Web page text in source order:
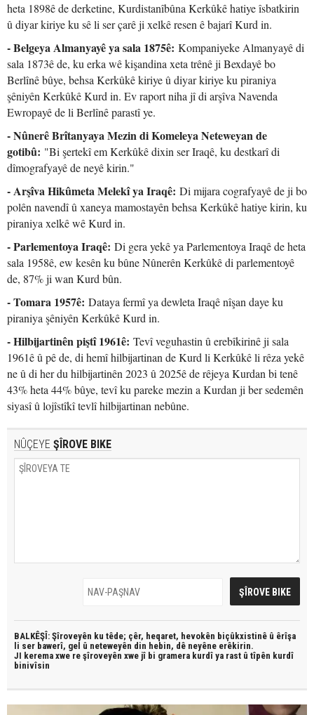
heta 1898ê de derketine, Kurdistanîbûna Kerkûkê hatiye îsbatkirin
û diyar kiriye ku sê li ser çarê ji xelkê resen ê bajarî Kurd in.
- Belgeya Almanyayê ya sala 1875ê: Kompaniyeke Almanyayê di
sala 1873ê de, ku erka wê kişandina xeta trênê ji Bexdayê bo
Berlînê bûye, behsa Kerkûkê kiriye û diyar kiriye ku piraniya
şêniyên Kerkûkê Kurd in. Ev raport niha jî di arşîva Navenda
Ewropayê de li Berlînê parastî ye.
- Nûnerê Brîtanyaya Mezin di Komeleya Neteweyan de
gotibû: "Bi şertekî em Kerkûkê dixin ser Iraqê, ku destkarî di
dîmografyayê de neyê kirin."
- Arşîva Hikûmeta Melekî ya Iraqê: Di mijara cografyayê de ji bo
polên navendî û xaneya mamostayên behsa Kerkûkê hatiye kirin, ku
piraniya xelkê wê Kurd in.
- Parlementoya Iraqê: Di gera yekê ya Parlementoya Iraqê de heta
sala 1958ê, ew kesên ku bûne Nûnerên Kerkûkê di parlementoyê
de, 87% ji wan Kurd bûn.
- Tomara 1957ê: Dataya fermî ya dewleta Iraqê nîşan daye ku
piraniya şêniyên Kerkûkê Kurd in.
- Hilbijartinên piştî 1961ê: Tevî veguhastin û erebîkirinê ji sala
1961ê û pê de, di hemî hilbijartinan de Kurd li Kerkûkê li rêza yekê
ne û di her du hilbijartinên 2023 û 2025ê de rêjeya Kurdan bi tenê
43% heta 44% bûye, tevî ku pareke mezin a Kurdan ji ber sedemên
siyasî û lojîstîkî tevlî hilbijartinan nebûne.
NÛÇEYE ŞÎROVE BIKE
BALKÊŞÎ: Şîroveyên ku têde; çêr, heqaret, hevokên biçûkxistinê û êrîşa
li ser bawerî, gel û neteweyên din hebin, dê neyêne erêkirin.
JI kerema xwe re şîroveyên xwe jî bi gramera kurdî ya rast û tîpên kurdî
binivîsin